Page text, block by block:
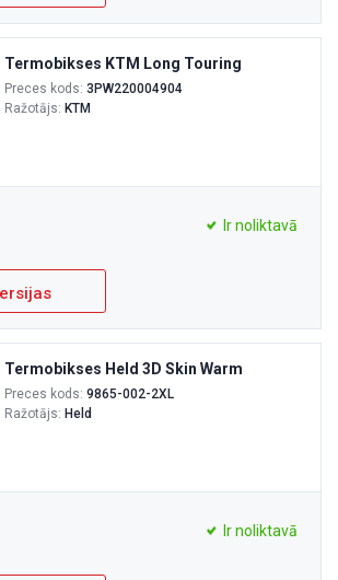
Termobikses KTM Long Touring
Preces kods: 3PW220004904
Ražotājs: KTM
Ir noliktavā
Termobikses Held 3D Skin Warm
Preces kods: 9865-002-2XL
Ražotājs: Held
Ir noliktavā